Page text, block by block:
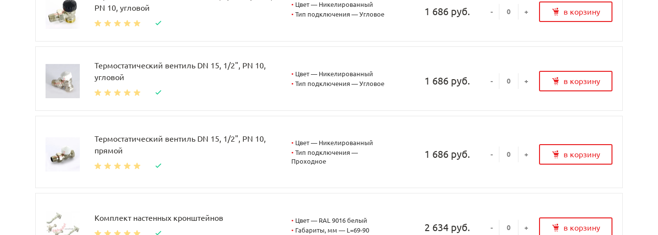
PN 10, угловой
• Цвет — Никелированный
• Тип подключения — Угловое 1 686 руб. - + в корзину
Термостатический вентиль DN 15, 1/2", PN 10,
угловой
• Цвет — Никелированный
• Тип подключения — Угловое 1 686 руб. - + в корзину
Термостатический вентиль DN 15, 1/2", PN 10,
прямой
• Цвет — Никелированный
• Тип подключения —
Проходное
1 686 руб. - + в корзину
Комплект настенных кронштейнов • Цвет — RAL 9016 белый
• Габариты, мм — L=69-90 2 634 руб. - + в корзину